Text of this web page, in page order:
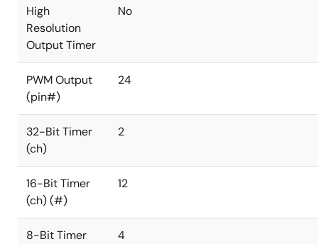
High
Resolution
Output Timer
No
PWM Output
(pin#)
24
32-Bit Timer
(ch)
2
16-Bit Timer
(ch) (#)
12
8-Bit Timer
4